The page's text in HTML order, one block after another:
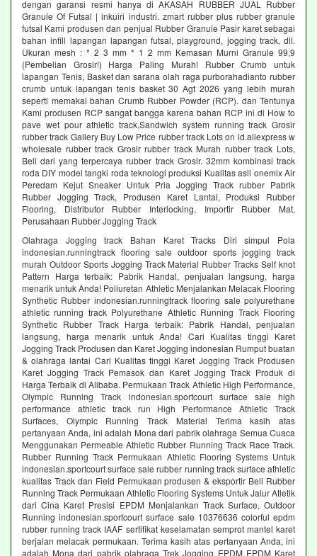
dengan garansi resmi hanya di AKASAH RUBBER JUAL Rubber
Granule Of Futsal | inkuiri industri. zmart rubber plus rubber granule
futsal Kami produsen dan penjual Rubber Granule Pasir karet sebagai
bahan infill lapangan lapangan futsal, playground, jogging track, dll.
Ukuran mesh : * 2 3 mm * 1 2 mm Kemasan Murni Granule 99,9
(Pembelian Grosir!) Harga Paling Murah! Rubber Crumb untuk
lapangan Tenis, Basket dan sarana olah raga purborahadianto rubber
crumb untuk lapangan tenis basket 30 Agt 2026 yang lebih murah
seperti memakai bahan Crumb Rubber Powder (RCP). dan Tentunya
Kami produsen RCP sangat bangga karena bahan RCP ini di How to
pave wet pour athletic track,Sandwich system running track Grosir
rubber track Gallery Buy Low Price rubber track Lots on id.aliexpress w
wholesale rubber track Grosir rubber track Murah rubber track Lots,
Beli dari yang terpercaya rubber track Grosir. 32mm kombinasi track
roda DIY model tangki roda teknologi produksi Kualitas asli onemix Air
Peredam Kejut Sneaker Untuk Pria Jogging Track rubber Pabrik
Rubber Jogging Track, Produsen Karet Lantai, Produksi Rubber
Flooring, Distributor Rubber Interlocking, Importir Rubber Mat,
Perusahaan Rubber Jogging Track
Olahraga Jogging track Bahan Karet Tracks Diri simpul Pola
indonesian.runningtrack flooring sale outdoor sports jogging track
murah Outdoor Sports Jogging Track Material Rubber Tracks Self knot
Pattern Harga terbaik: Pabrik Handal, penjualan langsung, harga
menarik untuk Anda! Poliuretan Athletic Menjalankan Melacak Flooring
Synthetic Rubber indonesian.runningtrack flooring sale polyurethane
athletic running track Polyurethane Athletic Running Track Flooring
Synthetic Rubber Track Harga terbaik: Pabrik Handal, penjualan
langsung, harga menarik untuk Anda! Cari Kualitas tinggi Karet
Jogging Track Produsen dan Karet Jogging indonesian Rumput buatan
& olahraga lantai Cari Kualitas tinggi Karet Jogging Track Produsen
Karet Jogging Track Pemasok dan Karet Jogging Track Produk di
Harga Terbaik di Alibaba. Permukaan Track Athletic High Performance,
Olympic Running Track indonesian.sportcourt surface sale high
performance athletic track run High Performance Athletic Track
Surfaces, Olympic Running Track Material Terima kasih atas
pertanyaan Anda, ini adalah Mona dari pabrik olahraga Semua Cuaca
Menggunakan Permeable Athletic Rubber Running Track Race Track.
Rubber Running Track Permukaan Athletic Flooring Systems Untuk
indonesian.sportcourt surface sale rubber running track surface athletic
kualitas Track dan Field Permukaan produsen & eksportir Beli Rubber
Running Track Permukaan Athletic Flooring Systems Untuk Jalur Atletik
dari Cina Karet Presisi EPDM Menjalankan Track Surface, Outdoor
Running indonesian.sportcourt surface sale 10376636 colorful epdm
rubber running track IAAF sertifikat keselamatan semprot mantel karet
berjalan melacak permukaan. Terima kasih atas pertanyaan Anda, ini
adalah Mona dari pabrik olahraga Trek Jogging EPDM EPDM Karet